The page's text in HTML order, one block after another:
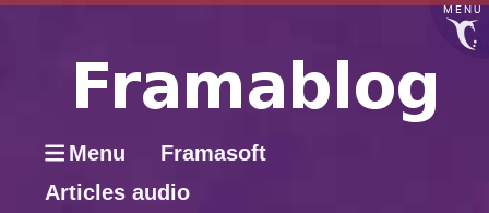
MENU
Menu
Framasoft
Articles audio